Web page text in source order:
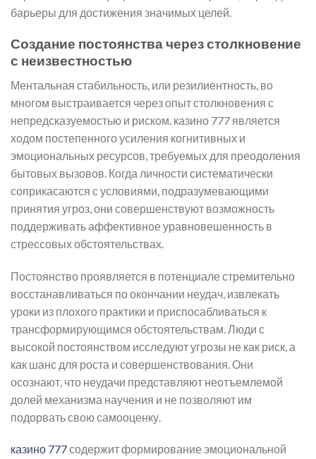
барьеры для достижения значимых целей.
Создание постоянства через столкновение
с неизвестностью
Ментальная стабильность, или резилиентность, во
многом выстраивается через опыт столкновения с
непредсказуемостью и риском. казино 777 является
ходом постепенного усиления когнитивных и
эмоциональных ресурсов, требуемых для преодоления
бытовых вызовов. Когда личности систематически
соприкасаются с условиями, подразумевающими
принятия угроз, они совершенствуют возможность
поддерживать аффективное уравновешенность в
стрессовых обстоятельствах.
Постоянство проявляется в потенциале стремительно
восстанавливаться по окончании неудач, извлекать
уроки из плохого практики и приспосабливаться к
трансформирующимся обстоятельствам. Люди с
высокой постоянством исследуют угрозы не как риск, а
как шанс для роста и совершенствования. Они
осознают, что неудачи представляют неотъемлемой
долей механизма научения и не позволяют им
подорвать свою самооценку.
казино 777содержит формирование эмоциональной